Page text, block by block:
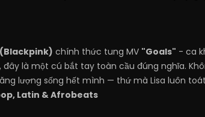
chính thức tung MV "Goals" - ca
là một cú bắt tay toàn cầu đúng nghĩa.
lượng sống hết mình — thứ mà Lisa luôn
Latin & Afrobeats